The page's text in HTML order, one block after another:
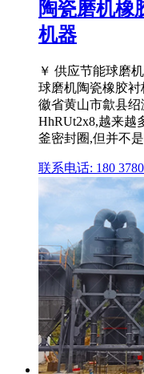
陶瓷磨机橡
机器
￥ 供应节能球磨
球磨机陶瓷橡胶
徽省黄山市歙县
HhRUt2x8,越来越
釜密封圈,但并不
联系电话: 180 3780